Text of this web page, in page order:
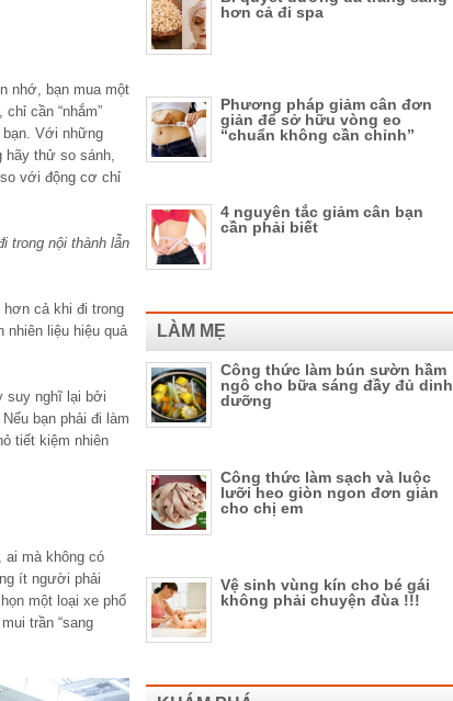
nhớ, bạn mua một
cần “nhắm”
Với những
hãy thử so sánh,
với động cơ chỉ
trong nội thành lẫn
hơn cả khi đi trong
liệu hiệu quả
suy nghĩ lại bởi
bạn phải đi làm
tiết kiệm nhiên
ai mà không có
ít người phải
một loại xe phổ
trần “sang
hơn cả đi spa
Phương pháp giảm cân đơn
giản để sở hữu vòng eo
“chuẩn không cần chỉnh”
4 nguyên tắc giảm cân bạn
cần phải biết
LÀM MẸ
Công thức làm bún sườn hầm
ngô cho bữa sáng đầy đủ dinh
dưỡng
Công thức làm sạch và luộc
lưỡi heo giòn ngon đơn giản
cho chị em
Vệ sinh vùng kín cho bé gái
không phải chuyện đùa !!!